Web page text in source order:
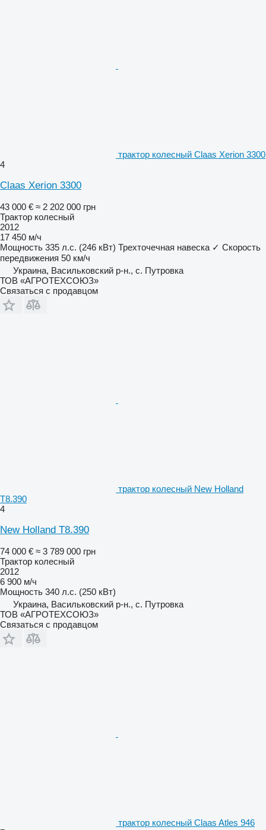
трактор колесный Claas Xerion 3300
4
Claas Xerion 3300
43 000 € ≈ 2 202 000 грн
Трактор колесный
2012
17 450 м/ч
Мощность 335 л.с. (246 кВт) Трехточечная навеска ✓ Скорость
передвижения 50 км/ч
Украина, Васильковский р-н., с. Путровка
ТОВ «АГРОТЕХСОЮЗ»
Связаться с продавцом
трактор колесный New Holland
T8.390
4
New Holland T8.390
74 000 € ≈ 3 789 000 грн
Трактор колесный
2012
6 900 м/ч
Мощность 340 л.с. (250 кВт)
Украина, Васильковский р-н., с. Путровка
ТОВ «АГРОТЕХСОЮЗ»
Связаться с продавцом
трактор колесный Claas Atles 946